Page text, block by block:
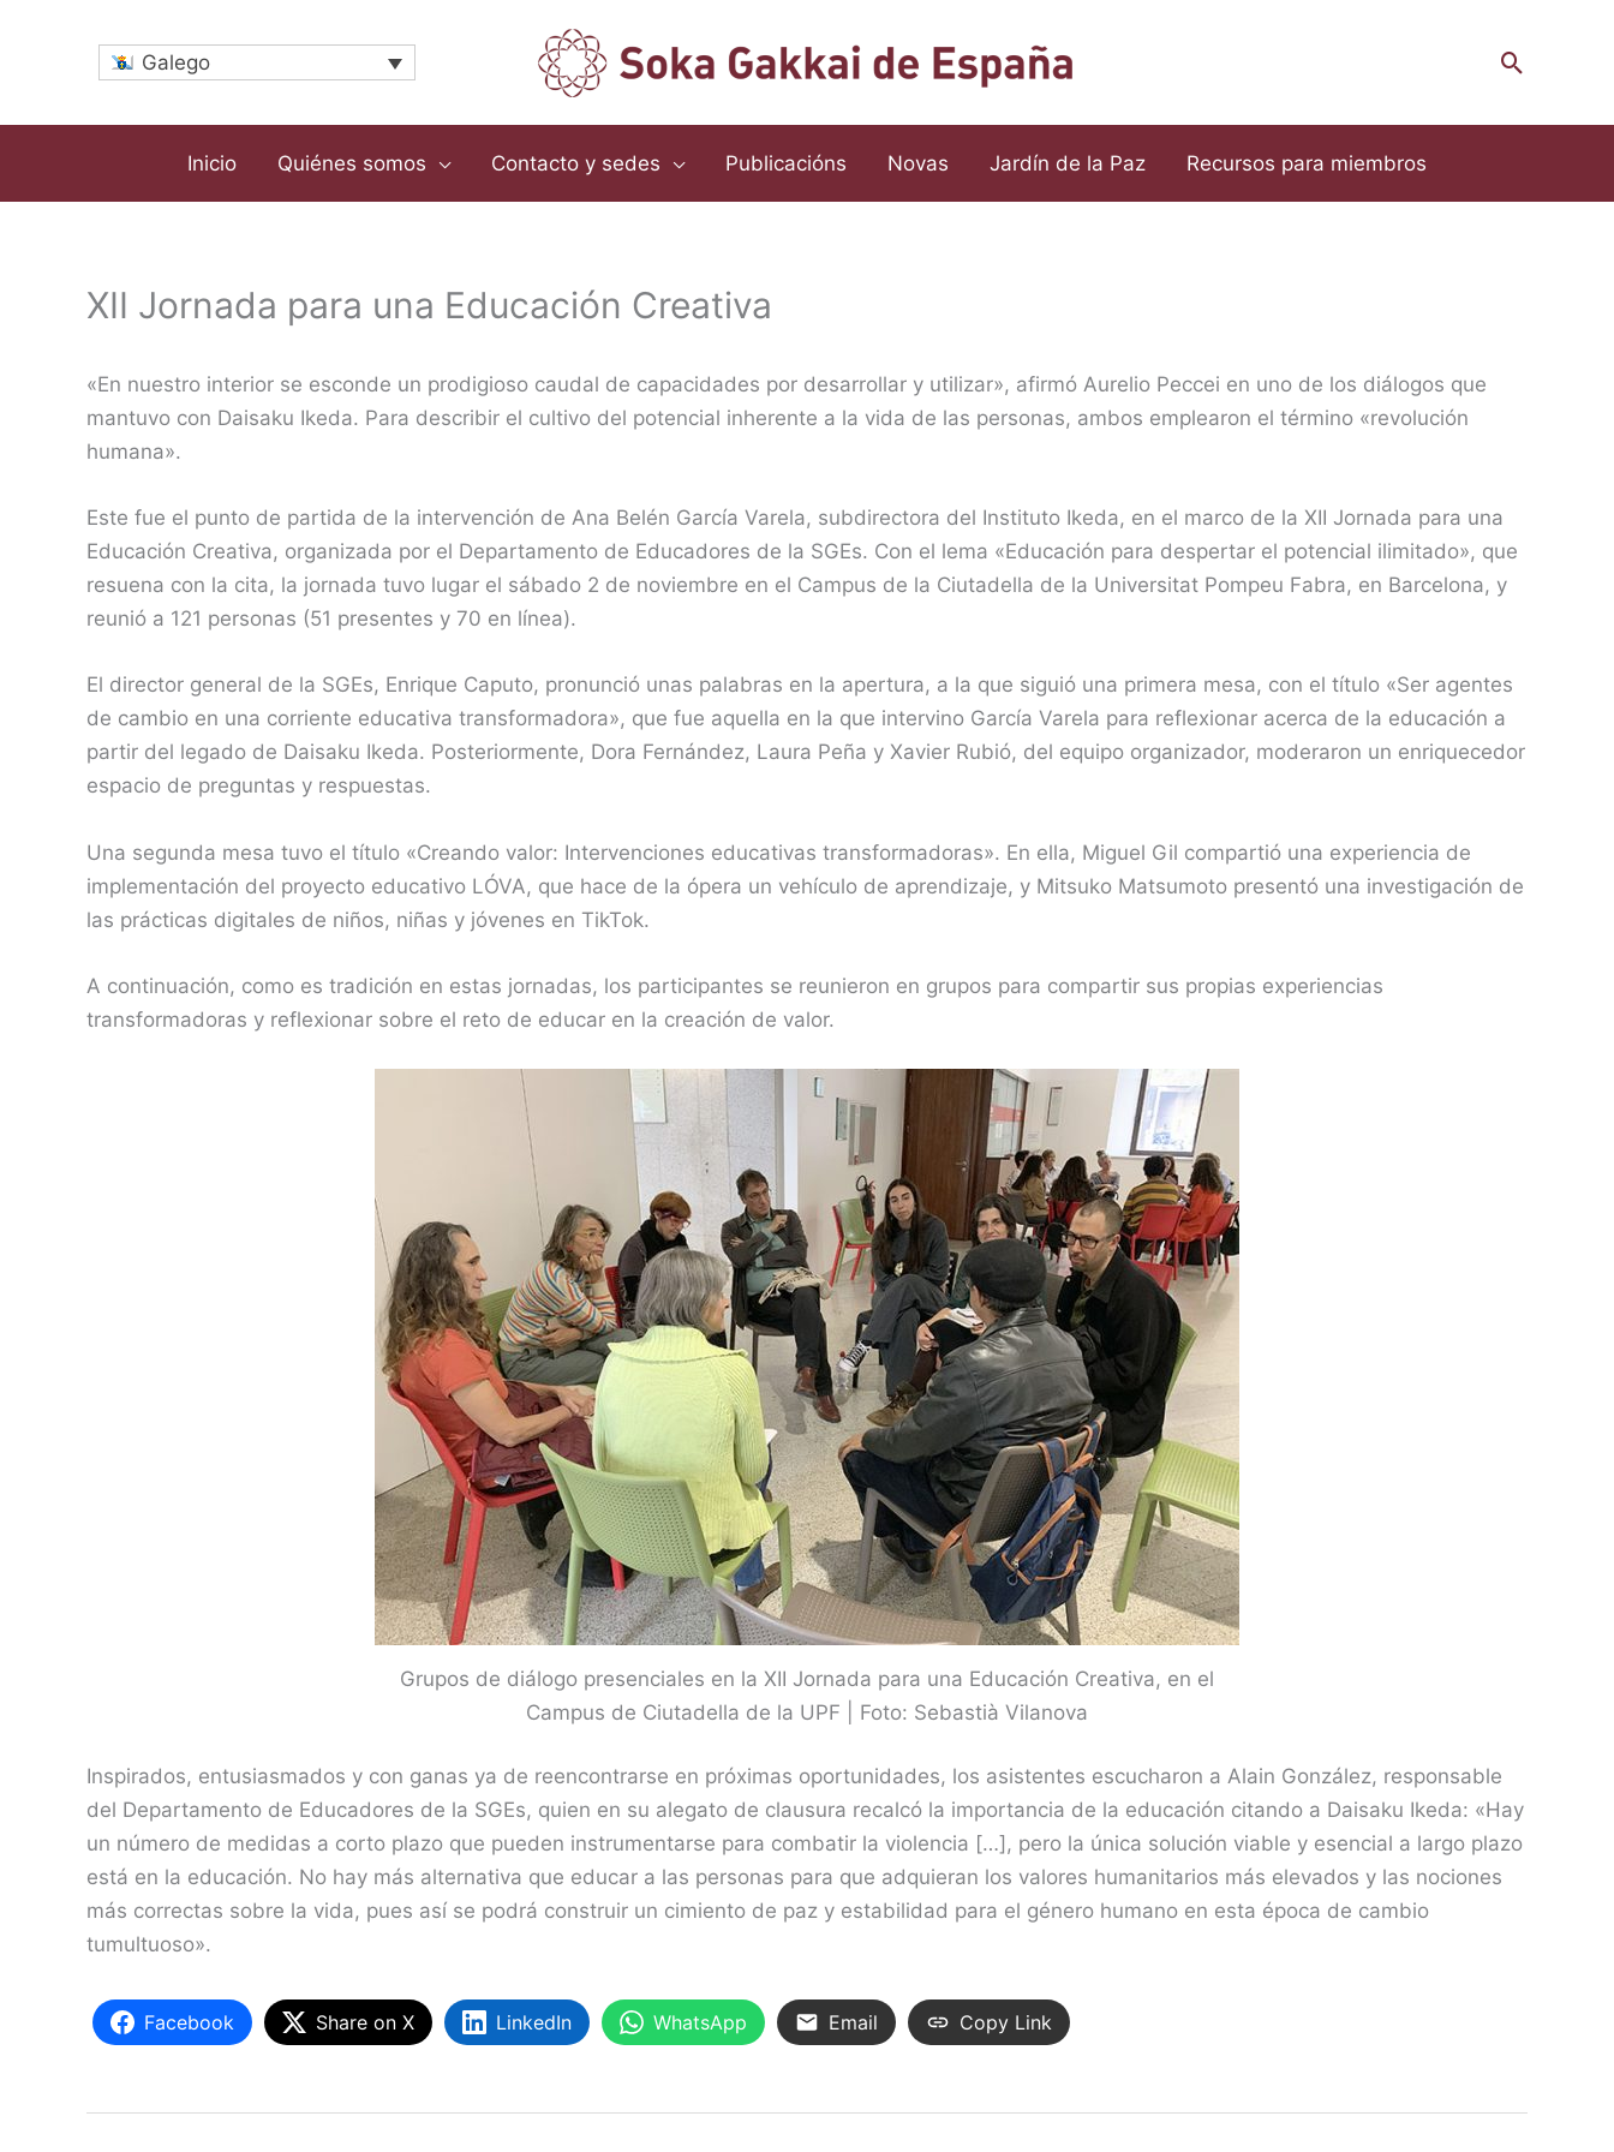
Galego Buscar
Inicio Quiénes somos Contacto y sedes Publicacións Novas Jardín de la Paz Recursos para miembros
XII Jornada para una Educación Creativa
«En nuestro interior se esconde un prodigioso caudal de capacidades por desarrollar y utilizar», afirmó Aurelio Peccei en uno de los diálogos que
mantuvo con Daisaku Ikeda. Para describir el cultivo del potencial inherente a la vida de las personas, ambos emplearon el término «revolución
humana».
Este fue el punto de partida de la intervención de Ana Belén García Varela, subdirectora del Instituto Ikeda, en el marco de la XII Jornada para una
Educación Creativa, organizada por el Departamento de Educadores de la SGEs. Con el lema «Educación para despertar el potencial ilimitado», que
resuena con la cita, la jornada tuvo lugar el sábado 2 de noviembre en el Campus de la Ciutadella de la Universitat Pompeu Fabra, en Barcelona, y
reunió a 121 personas (51 presentes y 70 en línea).
El director general de la SGEs, Enrique Caputo, pronunció unas palabras en la apertura, a la que siguió una primera mesa, con el título «Ser agentes
de cambio en una corriente educativa transformadora», que fue aquella en la que intervino García Varela para reflexionar acerca de la educación a
partir del legado de Daisaku Ikeda. Posteriormente, Dora Fernández, Laura Peña y Xavier Rubió, del equipo organizador, moderaron un enriquecedor
espacio de preguntas y respuestas.
Una segunda mesa tuvo el título «Creando valor: Intervenciones educativas transformadoras». En ella, Miguel Gil compartió una experiencia de
implementación del proyecto educativo LÓVA, que hace de la ópera un vehículo de aprendizaje, y Mitsuko Matsumoto presentó una investigación de
las prácticas digitales de niños, niñas y jóvenes en TikTok.
A continuación, como es tradición en estas jornadas, los participantes se reunieron en grupos para compartir sus propias experiencias
transformadoras y reflexionar sobre el reto de educar en la creación de valor.
Grupos de diálogo presenciales en la XII Jornada para una Educación Creativa, en el
Campus de Ciutadella de la UPF | Foto: Sebastià Vilanova
Inspirados, entusiasmados y con ganas ya de reencontrarse en próximas oportunidades, los asistentes escucharon a Alain González, responsable
del Departamento de Educadores de la SGEs, quien en su alegato de clausura recalcó la importancia de la educación citando a Daisaku Ikeda: «Hay
un número de medidas a corto plazo que pueden instrumentarse para combatir la violencia […], pero la única solución viable y esencial a largo plazo
está en la educación. No hay más alternativa que educar a las personas para que adquieran los valores humanitarios más elevados y las nociones
más correctas sobre la vida, pues así se podrá construir un cimiento de paz y estabilidad para el género humano en esta época de cambio
tumultuoso».
Facebook Share on X LinkedIn WhatsApp Email Copy Link